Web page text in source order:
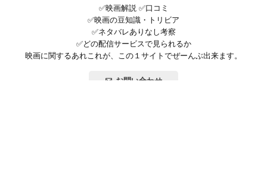
✅映画解説 ✅口コミ
✅映画の豆知識・トリビア
✅ネタバレありなし考察
✅どの配信サービスで見られるか
映画に関するあれこれが、この１サイトでぜーんぶ出来ます。
お問い合わせ